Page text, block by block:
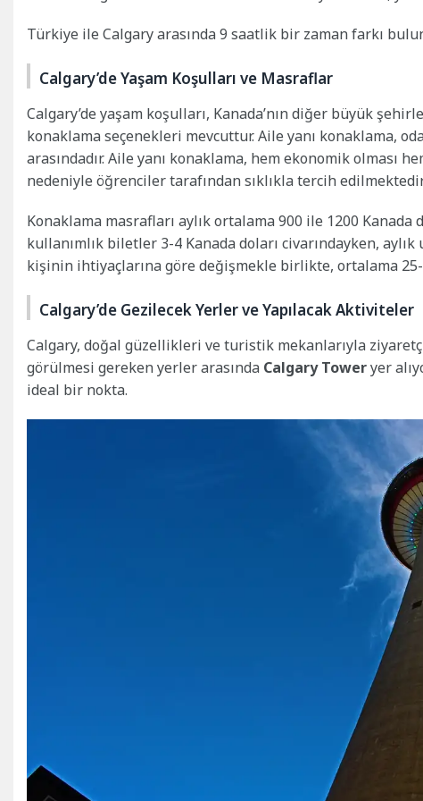
Türkiye ile Calgary arasında 9 saatlik bir zaman farkı
Calgary’de Yaşam Koşulları ve Masraflar
Calgary’de yaşam koşulları, Kanada’nın diğer büyük
konaklama seçenekleri mevcuttur. Aile yanı konaklama,
arasındadır. Aile yanı konaklama, hem ekonomik olması
nedeniyle öğrenciler tarafından sıklıkla tercih
Konaklama masrafları aylık ortalama 900 ile 1200
kullanımlık biletler 3-4 Kanada doları civarındayken, aylık
kişinin ihtiyaçlarına göre değişmekle birlikte, ortalama
Calgary’de Gezilecek Yerler ve Yapılacak Aktiviteler
Calgary, doğal güzellikleri ve turistik mekanlarıyla
görülmesi gereken yerler arasında Calgary Toweryer
ideal bir nokta.